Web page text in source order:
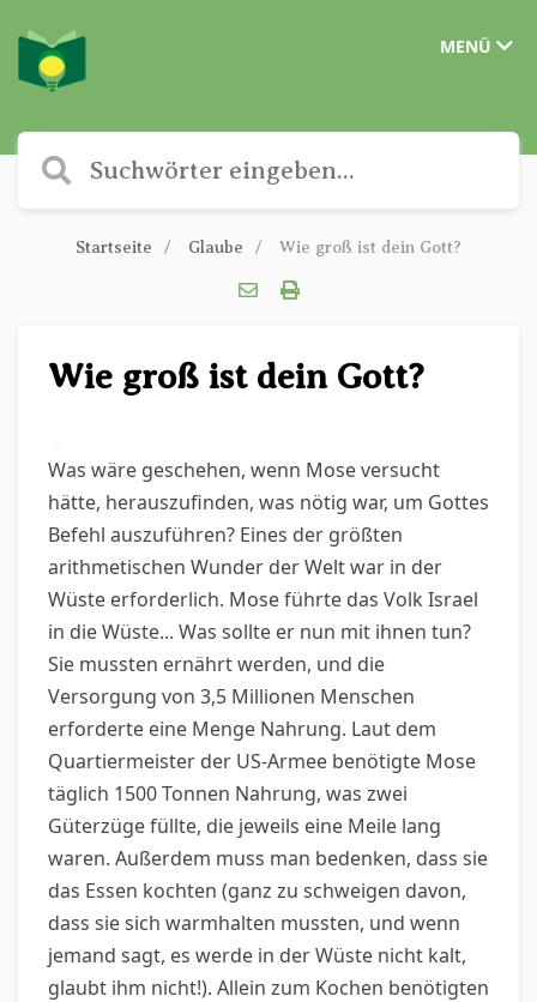
MENÜ
Startseite Glaube Wie groß ist dein Gott?
Wie groß ist dein Gott?
Was wäre geschehen, wenn Mose versucht
hätte, herauszufinden, was nötig war, um Gottes
Befehl auszuführen? Eines der größten
arithmetischen Wunder der Welt war in der
Wüste erforderlich. Mose führte das Volk Israel
in die Wüste... Was sollte er nun mit ihnen tun?
Sie mussten ernährt werden, und die
Versorgung von 3,5 Millionen Menschen
erforderte eine Menge Nahrung. Laut dem
Quartiermeister der US-Armee benötigte Mose
täglich 1500 Tonnen Nahrung, was zwei
Güterzüge füllte, die jeweils eine Meile lang
waren. Außerdem muss man bedenken, dass sie
das Essen kochten (ganz zu schweigen davon,
dass sie sich warmhalten mussten, und wenn
jemand sagt, es werde in der Wüste nicht kalt,
glaubt ihm nicht!). Allein zum Kochen benötigten